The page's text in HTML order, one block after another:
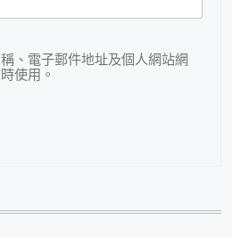
、電子郵件地址及個人網站網
使用。